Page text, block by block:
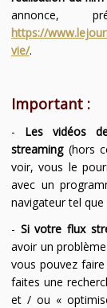
annonce,
https://
vie/.
Important :
- Les vidéos
streaming(hors
voir, vous le
avec un
navigateur tel que
- Si votre flux
avoir un
vous pouvez
faites une
et / ou «